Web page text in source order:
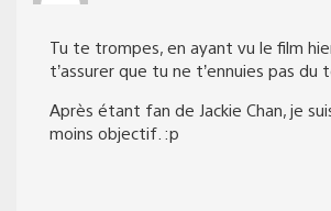
Tu te trompes, en ayant vu le film
t’assurer que tu ne t’ennuies pas du
Après étant fan de Jackie Chan, je
moins objectif. :p